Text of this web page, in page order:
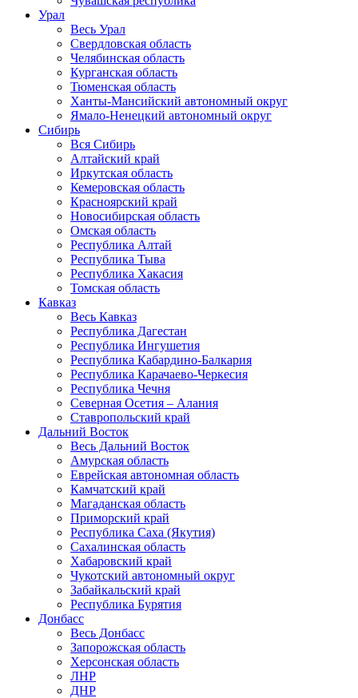
Урал
Весь Урал
Свердловская область
Челябинская область
Курганская область
Тюменская область
Ханты-Мансийский автономный округ
Ямало-Ненецкий автономный округ
Сибирь
Вся Сибирь
Алтайский край
Иркутская область
Кемеровская область
Красноярский край
Новосибирская область
Омская область
Республика Алтай
Республика Тыва
Республика Хакасия
Томская область
Кавказ
Весь Кавказ
Республика Дагестан
Республика Ингушетия
Республика Кабардино-Балкария
Республика Карачаево-Черкесия
Республика Чечня
Северная Осетия – Алания
Ставропольский край
Дальний Восток
Весь Дальний Восток
Амурская область
Еврейская автономная область
Камчатский край
Магаданская область
Приморский край
Республика Саха (Якутия)
Сахалинская область
Хабаровский край
Чукотский автономный округ
Забайкальский край
Республика Бурятия
Донбасс
Весь Донбасс
Запорожская область
Херсонская область
ЛНР
ДНР